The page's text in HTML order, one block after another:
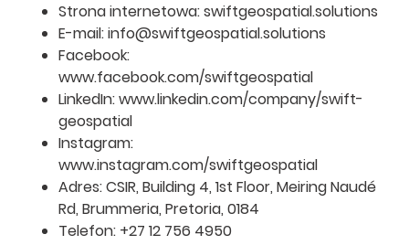
Strona internetowa: swiftgeospatial.solutions
E-mail: info@swiftgeospatial.solutions
Facebook:
www.facebook.com/swiftgeospatial
LinkedIn: www.linkedin.com/company/swift-
geospatial
Instagram:
www.instagram.com/swiftgeospatial
Adres: CSIR, Building 4, 1st Floor, Meiring Naudé
Rd, Brummeria, Pretoria, 0184
Telefon: +27 12 756 4950